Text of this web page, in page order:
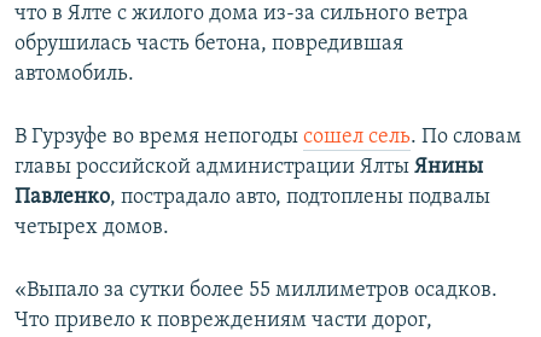
что в Ялте с жилого дома из-за сильного ветра
обрушилась часть бетона, повредившая
автомобиль.
В Гурзуфе во время непогоды сошел сель. По словам
главы российской администрации Ялты Янины
Павленко, пострадало авто, подтоплены подвалы
четырех домов.
«Выпало за сутки более 55 миллиметров осадков.
Что привело к повреждениям части дорог,